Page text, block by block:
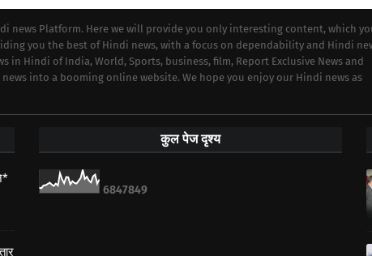
news Platform. Here we will provide you only interesting content, which
you the best of Hindi news, with a focus on dependability and Hindi
in Hindi of India, World, Sports, business, film, Report Exclusive News and
into a booming online website. We hope you enjoy our Hindi news as
कुल पेज दृश्य
6847849